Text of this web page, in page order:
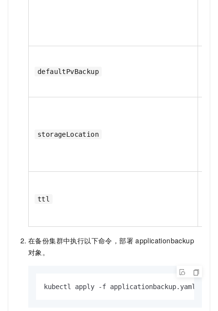
defaultPvBackup
storageLocation
ttl
在备份集群中执行以下命令，部署 applicationbackup
对象。
kubectl apply -f applicationbackup.yaml